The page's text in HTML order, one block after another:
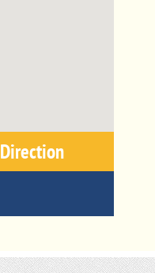
Direction